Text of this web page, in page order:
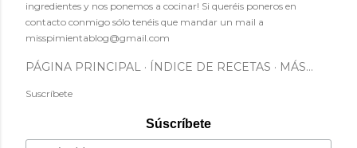
ingredientes y nos ponemos a cocinar! Si queréis poneros en
contacto conmigo sólo tenéis que mandar un mail a
misspimientablog@gmail.com
PÁGINA PRINCIPAL ÍNDICE DE RECETAS MÁS…
Suscríbete
Súscríbete